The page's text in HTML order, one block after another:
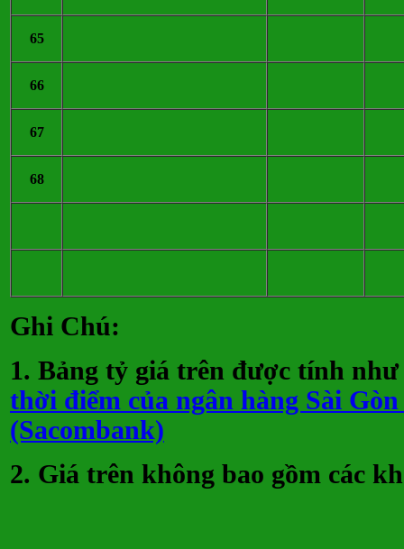
65
66
67
68
Ghi Chú:
1. Bảng tỷ giá trên được tính
thời điểm của ngân hàng Sài
(Sacombank)
2. Giá trên không bao gồm các